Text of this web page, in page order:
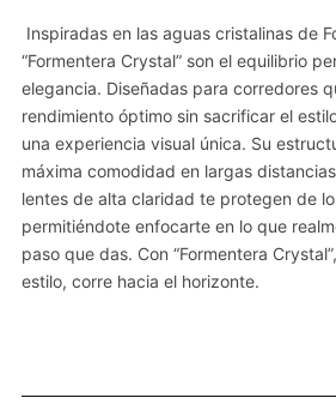
Inspiradas en las aguas cristalinas de
“Formentera Crystal” son el equilibrio
elegancia. Diseñadas para corredores
rendimiento óptimo sin sacrificar el
una experiencia visual única. Su
máxima comodidad en largas
lentes de alta claridad te protegen de
permitiéndote enfocarte en lo que
paso que das. Con “Formentera
estilo, corre hacia el horizonte.